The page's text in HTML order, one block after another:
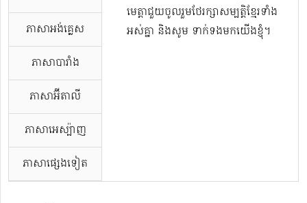
ភាសាអង់គ្លេស
ភាសាបារាំង
ភាសាអ៊ីតាលី
ភាសាអេស្ប៉ាញ
ភាសាផ្សេងទៀត
មេត្តាជួយចូលរួមថែរក្សាសម្បត្តិខ្មែរទាំង
អស់គ្នា និងសូម ទាក់ទងមកយើងខ្ញុំ។